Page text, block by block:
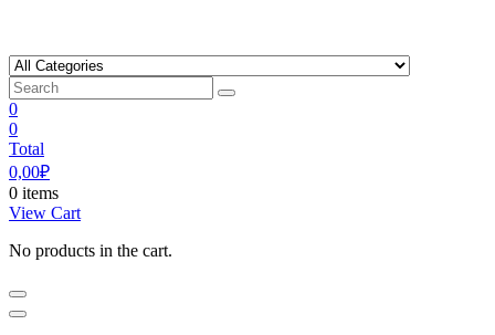
content
0
0
Total
0,00₽
0 items
View Cart
No products in the cart.